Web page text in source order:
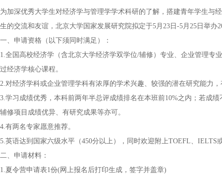
为加深优秀大学生对经济学与管理学学术科研的了解，搭建青年学生与
生的交流和友谊，北京大学国家发展研究院拟定于5月23日-5月25日举办
一、申请资格（以下须同时满足）：
1.全国高校经济学（含北京大学经济学双学位/辅修）专业、企业管理专
过经济学核心课程。
2.对经济学科或企业管理学科有浓厚的学术兴趣、较强的潜在研究能力
3.学习成绩优秀，本科前两年半总评成绩排名在本班前10%之内；若
辅修项目成绩优异、有研究成果等亦可。
4.有两名专家愿意推荐。
5.英语达到国家六级水平（450分以上），同时欢迎附上TOEFL、
二、申请材料：
1.夏令营申请表1份(网上报名后打印生成，签字并盖章)